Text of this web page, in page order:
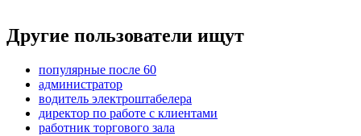
Другие пользователи ищут
популярные после 60
администратор
водитель электроштабелера
директор по работе с клиентами
работник торгового зала